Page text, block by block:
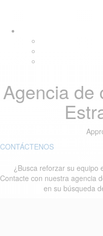
navigation
Agencia de
CONTÁCTENOS
¿Busca reforzar su equipo
Contacte con nuestra agencia
en su búsqueda